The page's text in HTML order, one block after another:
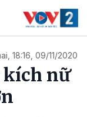
18:16, 09/11/2020
kích nữ